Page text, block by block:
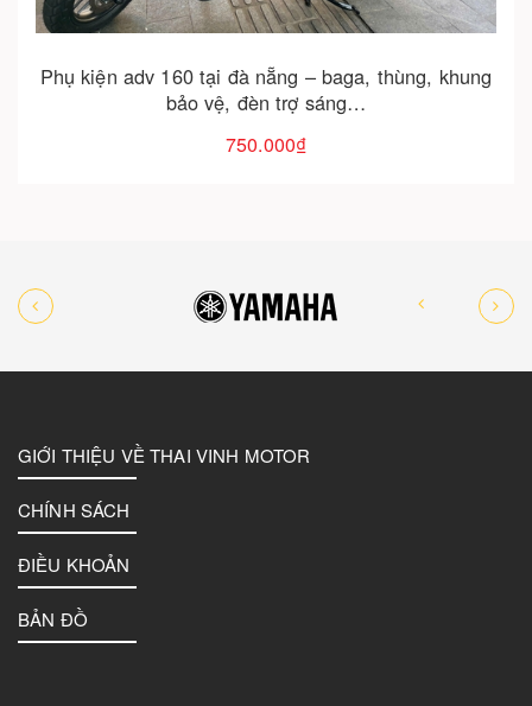
Phụ kiện adv 160 tại đà nẵng – baga, thùng, khung
bảo vệ, đèn trợ sáng…
750.000₫
GIỚI THIỆU VỀ THAI VINH MOTOR
CHÍNH SÁCH
ĐIỀU KHOẢN
BẢN ĐỒ